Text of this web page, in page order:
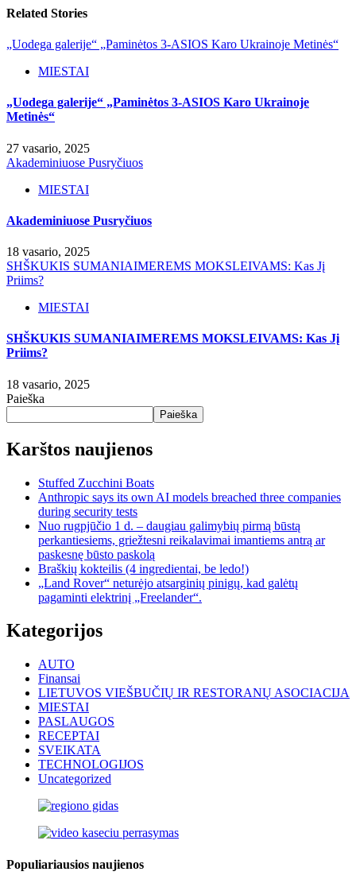
Related Stories
„Uodega galerije“ „Paminėtos 3-ASIOS Karo Ukrainoje Metinės“
MIESTAI
„Uodega galerije“ „Paminėtos 3-ASIOS Karo Ukrainoje
Metinės“
27 vasario, 2025
Akademiniuose Pusryčiuos
MIESTAI
Akademiniuose Pusryčiuos
18 vasario, 2025
SHŠKUKIS SUMANIAIMEREMS MOKSLEIVAMS: Kas Jį
Priims?
MIESTAI
SHŠKUKIS SUMANIAIMEREMS MOKSLEIVAMS: Kas Jį
Priims?
18 vasario, 2025
Paieška
Paieška
Karštos naujienos
Stuffed Zucchini Boats
Anthropic says its own AI models breached three companies
during security tests
Nuo rugpjūčio 1 d. – daugiau galimybių pirmą būstą
perkantiesiems, griežtesni reikalavimai imantiems antrą ar
paskesnę būsto paskolą
Braškių kokteilis (4 ingredientai, be ledo!)
„Land Rover“ neturėjo atsarginių pinigų, kad galėtų
pagaminti elektrinį „Freelander“.
Kategorijos
AUTO
Finansai
LIETUVOS VIEŠBUČIŲ IR RESTORANŲ ASOCIACIJA
MIESTAI
PASLAUGOS
RECEPTAI
SVEIKATA
TECHNOLOGIJOS
Uncategorized
Populiariausios naujienos